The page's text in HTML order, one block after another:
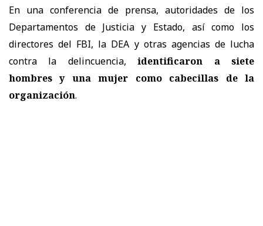
En una conferencia de prensa, autoridades de los
Departamentos de Justicia y Estado, así como los
directores del FBI, la DEA y otras agencias de lucha
contra la delincuencia,identificaron a siete
hombres y una mujer como cabecillas de la
organización.